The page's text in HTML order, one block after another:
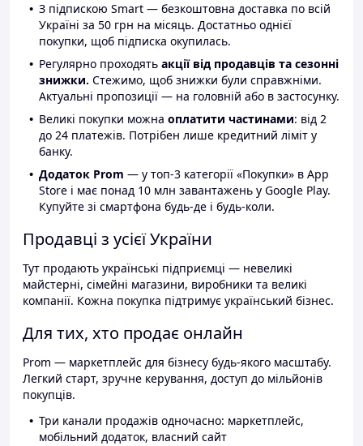
З підпискою Smart — безкоштовна доставка по всій
Україні за 50 грн на місяць. Достатньо однієї
покупки, щоб підписка окупилась.
Регулярно проходять акції від продавців та сезонні
знижки. Стежимо, щоб знижки були справжніми.
Актуальні пропозиції — на головній або в застосунку.
Великі покупки можна оплатити частинами: від 2
до 24 платежів. Потрібен лише кредитний ліміт у
банку.
Додаток Prom — у топ-3 категорії «Покупки» в App
Store і має понад 10 млн завантажень у Google Play.
Купуйте зі смартфона будь-де і будь-коли.
Продавці з усієї України
Тут продають українські підприємці — невеликі
майстерні, сімейні магазини, виробники та великі
компанії. Кожна покупка підтримує український бізнес.
Для тих, хто продає онлайн
Prom — маркетплейс для бізнесу будь-якого масштабу.
Легкий старт, зручне керування, доступ до мільйонів
покупців.
Три канали продажів одночасно: маркетплейс,
мобільний додаток, власний сайт